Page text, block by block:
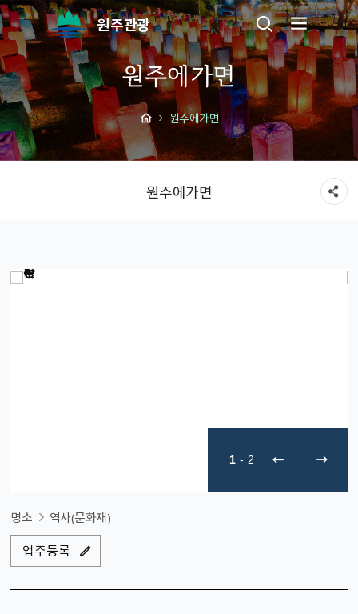
원주관광
원주에가면
원주에가면
원주에가면
1 - 2
명소 역사(문화재)
업주등록